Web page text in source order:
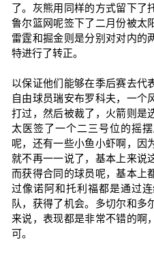
了。灰熊用同样的方式留下了
鲁尔篮网呢签下了二月份被太
雷霆和掘金则是分别对对内的
特进行了转正。
以保证他们能够在季后赛去代
自由球员瑞安布罗科夫，一个
打过，然后被裁了，火箭则是
太医签了一个二三号位的摇
呢，还有一些小鱼小虾啊，因
就不再一一说了，基本上来说
而获得合同的球员呢，基本上
过像诺阿和托利福都是通过
队，获得了机会。多切尔和多
来说，表现都是非常不错的啊
可。